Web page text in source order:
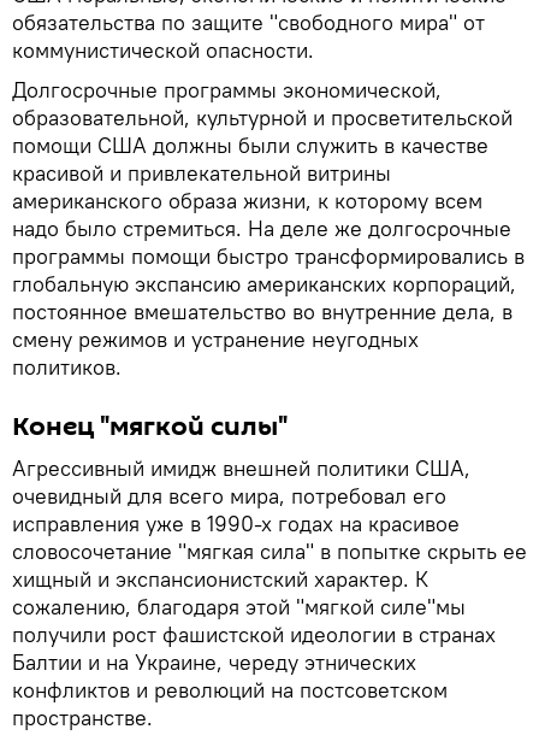
обязательства по защите "свободного мира" от
коммунистической опасности.
Долгосрочные программы экономической,
образовательной, культурной и просветительской
помощи США должны были служить в качестве
красивой и привлекательной витрины
американского образа жизни, к которому всем
надо было стремиться. На деле же долгосрочные
программы помощи быстро трансформировались в
глобальную экспансию американских корпораций,
постоянное вмешательство во внутренние дела, в
смену режимов и устранение неугодных
политиков.
Конец "мягкой силы"
Агрессивный имидж внешней политики США,
очевидный для всего мира, потребовал его
исправления уже в 1990-х годах на красивое
словосочетание "мягкая сила" в попытке скрыть ее
хищный и экспансионистский характер. К
сожалению, благодаря этой "мягкой силе"мы
получили рост фашистской идеологии в странах
Балтии и на Украине, череду этнических
конфликтов и революций на постсоветском
пространстве.